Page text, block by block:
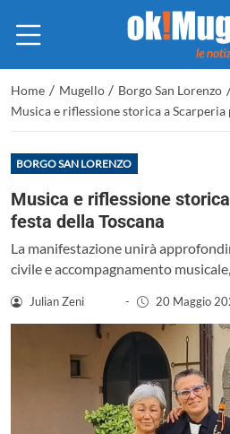
Home / Mugello / Borgo San Lorenzo
Musica e riflessione storica a Scarperia
BORGO SAN LORENZO
Musica e riflessione
festa della Toscana
La manifestazione unirà
civile e accompagnamento
Julian Zeni - 20 Maggio